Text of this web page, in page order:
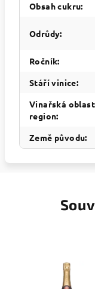
Obsah cukru:
Odrůdy:
Ročník:
Stáří vinice:
Vinařská
region:
Země původu: